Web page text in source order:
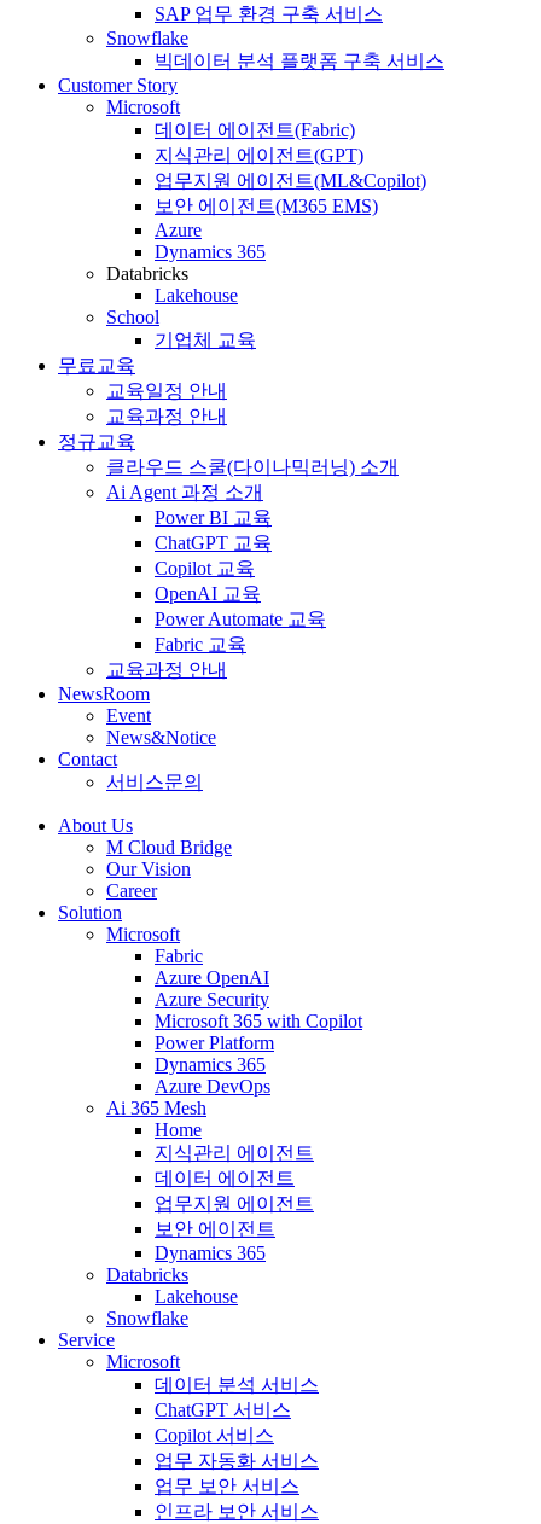
SAP 업무 환경 구축 서비스
Snowflake
빅데이터 분석 플랫폼 구축 서비스
Customer Story
Microsoft
데이터 에이전트(Fabric)
지식관리 에이전트(GPT)
업무지원 에이전트(ML&Copilot)
보안 에이전트(M365 EMS)
Azure
Dynamics 365
Databricks
Lakehouse
School
기업체 교육
무료교육
교육일정 안내
교육과정 안내
정규교육
클라우드 스쿨(다이나믹러닝) 소개
Ai Agent 과정 소개
Power BI 교육
ChatGPT 교육
Copilot 교육
OpenAI 교육
Power Automate 교육
Fabric 교육
교육과정 안내
NewsRoom
Event
News&Notice
Contact
서비스문의
About Us
M Cloud Bridge
Our Vision
Career
Solution
Microsoft
Fabric
Azure OpenAI
Azure Security
Microsoft 365 with Copilot
Power Platform
Dynamics 365
Azure DevOps
Ai 365 Mesh
Home
지식관리 에이전트
데이터 에이전트
업무지원 에이전트
보안 에이전트
Dynamics 365
Databricks
Lakehouse
Snowflake
Service
Microsoft
데이터 분석 서비스
ChatGPT 서비스
Copilot 서비스
업무 자동화 서비스
업무 보안 서비스
인프라 보안 서비스